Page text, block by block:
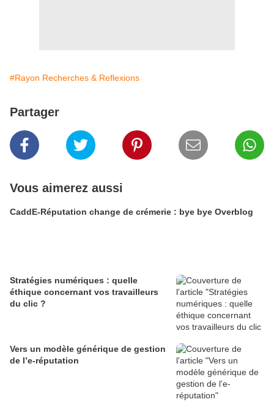
#Rayon Recherches & Reflexions
Partager
Vous aimerez aussi
CaddE-Réputation change de crémerie : bye bye Overblog
Stratégies numériques : quelle
éthique concernant vos travailleurs
du clic ?
Vers un modèle générique de gestion
de l’e-réputation